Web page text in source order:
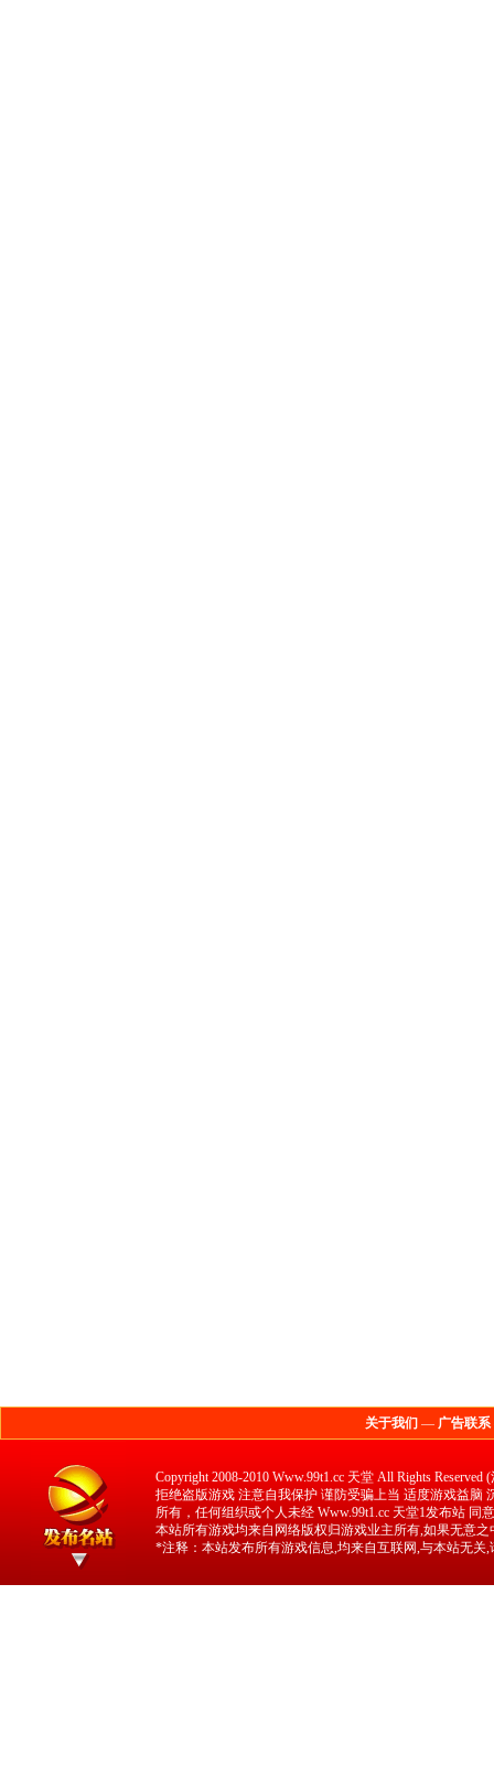
关于我们 — 广告联系
Copyright 2008-2010 Www.99t1.cc 天堂 All Rights
拒绝盗版游戏 注意自我保护 谨防受骗上当 适度游戏益脑
所有，任何组织或个人未经 Www.99t1.cc 天堂1发布站 同
本站所有游戏均来自网络版权归游戏业主所有,如果无意
*注释：本站发布所有游戏信息,均来自互联网,与本站无